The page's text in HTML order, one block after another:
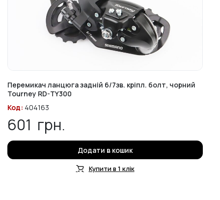
Перемикач ланцюга задній 6/7зв. кріпл. болт, чорний
Tourney RD-TY300
Код: 404163
601 грн.
Додати в кошик
Купити в 1 клік